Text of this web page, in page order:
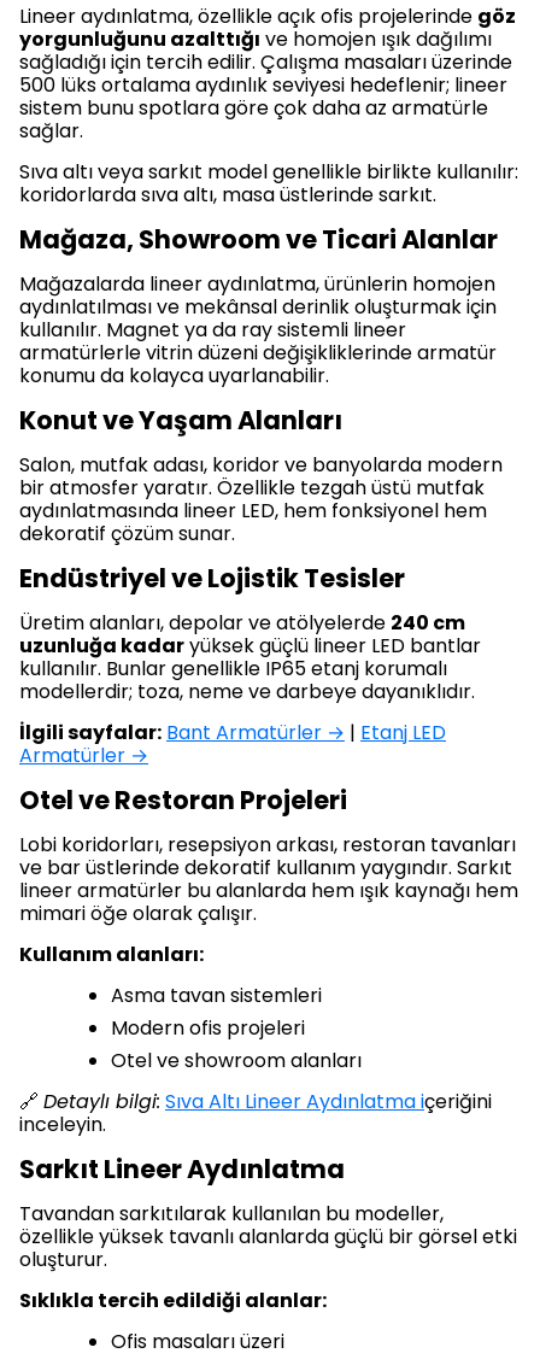
Lineer aydınlatma, özellikle açık ofis projelerinde göz
yorgunluğunu azalttığı ve homojen ışık dağılımı
sağladığı için tercih edilir. Çalışma masaları üzerinde
500 lüks ortalama aydınlık seviyesi hedeflenir; lineer
sistem bunu spotlara göre çok daha az armatürle
sağlar.
Sıva altı veya sarkıt model genellikle birlikte kullanılır:
koridorlarda sıva altı, masa üstlerinde sarkıt.
Mağaza, Showroom ve Ticari Alanlar
Mağazalarda lineer aydınlatma, ürünlerin homojen
aydınlatılması ve mekânsal derinlik oluşturmak için
kullanılır. Magnet ya da ray sistemli lineer
armatürlerle vitrin düzeni değişikliklerinde armatür
konumu da kolayca uyarlanabilir.
Konut ve Yaşam Alanları
Salon, mutfak adası, koridor ve banyolarda modern
bir atmosfer yaratır. Özellikle tezgah üstü mutfak
aydınlatmasında lineer LED, hem fonksiyonel hem
dekoratif çözüm sunar.
Endüstriyel ve Lojistik Tesisler
Üretim alanları, depolar ve atölyelerde 240 cm
uzunluğa kadaryüksek güçlü lineer LED bantlar
kullanılır. Bunlar genellikle IP65 etanj korumalı
modellerdir; toza, neme ve darbeye dayanıklıdır.
İlgili sayfalar: Bant Armatürler → | Etanj LED
Armatürler →
Otel ve Restoran Projeleri
Lobi koridorları, resepsiyon arkası, restoran tavanları
ve bar üstlerinde dekoratif kullanım yaygındır. Sarkıt
lineer armatürler bu alanlarda hem ışık kaynağı hem
mimari öğe olarak çalışır.
Kullanım alanları:
Asma tavan sistemleri
Modern ofis projeleri
Otel ve showroom alanları
🔗 Detaylı bilgi: Sıva Altı Lineer Aydınlatma içeriğini
inceleyin.
Sarkıt Lineer Aydınlatma
Tavandan sarkıtılarak kullanılan bu modeller,
özellikle yüksek tavanlı alanlarda güçlü bir görsel etki
oluşturur.
Sıklıkla tercih edildiği alanlar:
Ofis masaları üzeri